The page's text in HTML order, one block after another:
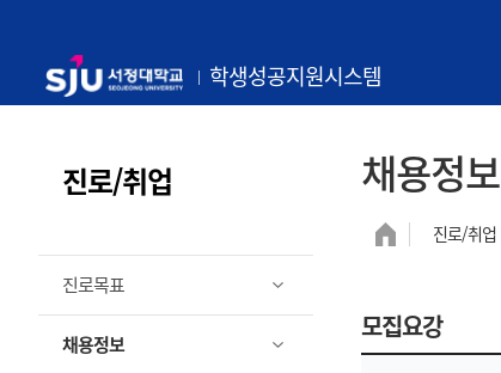
학생성공지원시스템
내 꿈을 향한 첫 걸음!
서정대학교 학생성공지원시스템
진로/취업
진로목표
채용정보
채용정보
진로/취업
모집요강